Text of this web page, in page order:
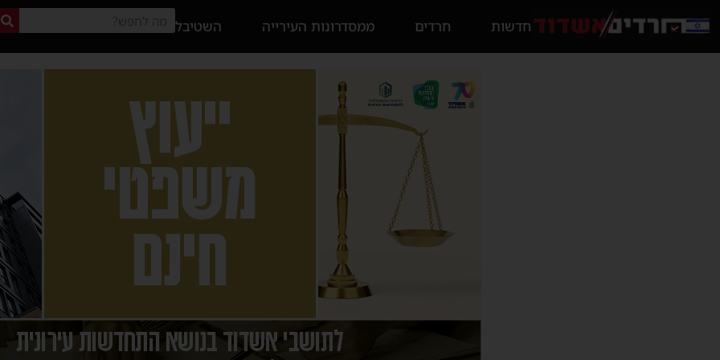
חדשות חרדים ממסדרונות העירייה השטיבל